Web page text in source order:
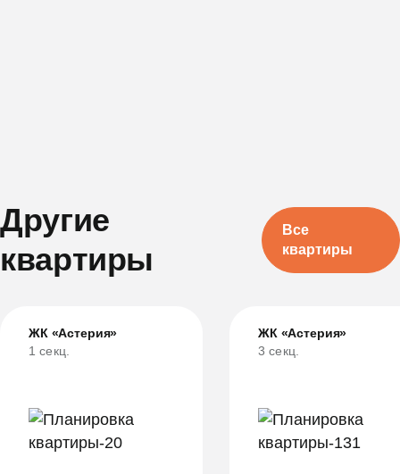
Другие
квартиры
Все
квартиры
ЖК «Астерия»
1 секц.
ЖК «Астерия»
3 секц.